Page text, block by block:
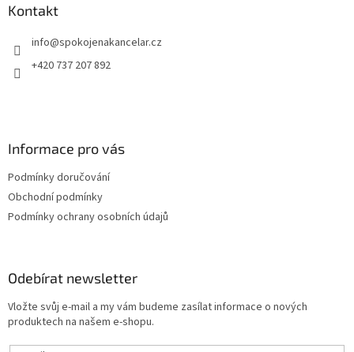
Kontakt
info@spokojenakancelar.cz
+420 737 207 892
Informace pro vás
Podmínky doručování
Obchodní podmínky
Podmínky ochrany osobních údajů
Odebírat newsletter
Vložte svůj e-mail a my vám budeme zasílat informace o nových
produktech na našem e-shopu.